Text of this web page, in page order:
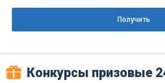
Получить
Конкурсы призовые